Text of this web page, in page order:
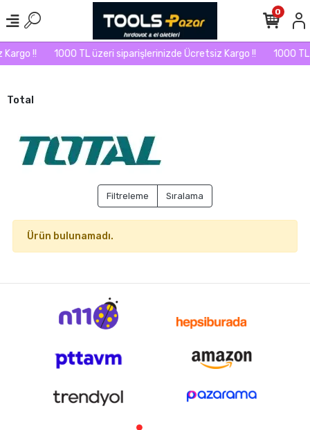
!! 1000 TL üzeri siparişlerinizde Ücretsiz Kargo !! 1000
0
Total
Filtreleme Sıralama
Ürün bulunamadı.